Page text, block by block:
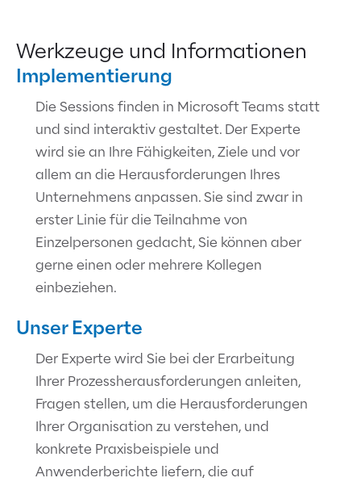
Werkzeuge und Informationen
Implementierung
Die Sessions finden in Microsoft Teams statt
und sind interaktiv gestaltet. Der Experte
wird sie an Ihre Fähigkeiten, Ziele und vor
allem an die Herausforderungen Ihres
Unternehmens anpassen. Sie sind zwar in
erster Linie für die Teilnahme von
Einzelpersonen gedacht, Sie können aber
gerne einen oder mehrere Kollegen
einbeziehen.
Unser Experte
Der Experte wird Sie bei der Erarbeitung
Ihrer Prozessherausforderungen anleiten,
Fragen stellen, um die Herausforderungen
Ihrer Organisation zu verstehen, und
konkrete Praxisbeispiele und
Anwenderberichte liefern, die auf